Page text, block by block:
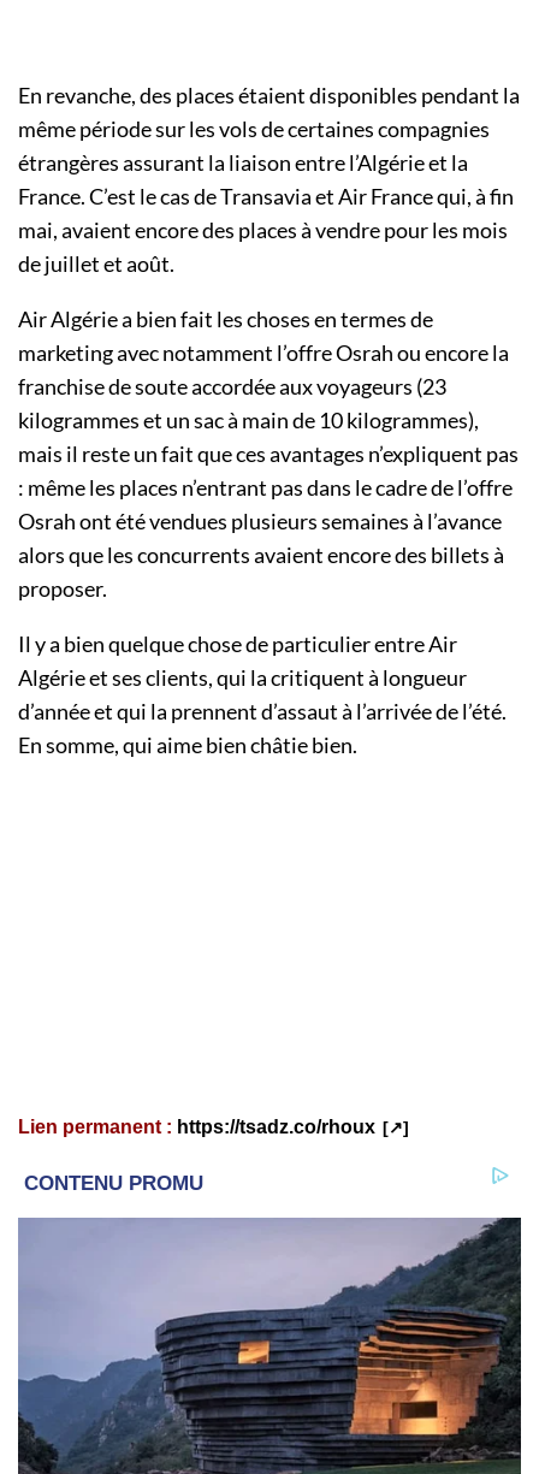
En revanche, des places étaient disponibles pendant la
même période sur les vols de certaines compagnies
étrangères assurant la liaison entre l’Algérie et la
France. C’est le cas de Transavia et Air France qui, à fin
mai, avaient encore des places à vendre pour les mois
de juillet et août.
Air Algérie a bien fait les choses en termes de
marketing avec notamment l’offre Osrah ou encore la
franchise de soute accordée aux voyageurs (23
kilogrammes et un sac à main de 10 kilogrammes),
mais il reste un fait que ces avantages n’expliquent pas
: même les places n’entrant pas dans le cadre de l’offre
Osrah ont été vendues plusieurs semaines à l’avance
alors que les concurrents avaient encore des billets à
proposer.
Il y a bien quelque chose de particulier entre Air
Algérie et ses clients, qui la critiquent à longueur
d’année et qui la prennent d’assaut à l’arrivée de l’été.
En somme, qui aime bien châtie bien.
Lien permanent : https://tsadz.co/rhoux